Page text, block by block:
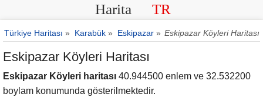
Harita TR
Türkiye Haritası » Karabük » Eskipazar » Eskipazar Köyleri Haritası
Eskipazar Köyleri Haritası
Eskipazar Köyleri haritası 40.944500 enlem ve 32.532200
boylam konumunda gösterilmektedir.